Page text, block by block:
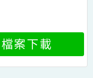
檔案下載